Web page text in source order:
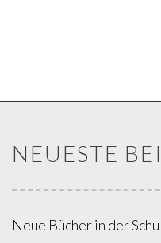
NEUESTE
Neue Bücher in der